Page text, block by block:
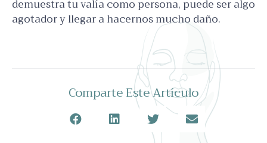
demuestra tu valía como persona, puede ser algo
agotador y llegar a hacernos mucho daño.
Comparte Este Artículo